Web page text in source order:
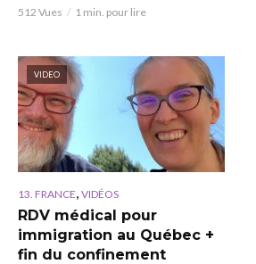
512 Vues 1 min. pour lire
VIDEO
13. FRANCE, VIDÉOS
RDV médical pour
immigration au Québec +
fin du confinement